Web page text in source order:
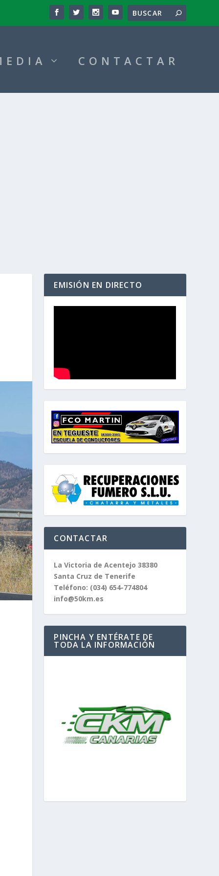
CONTACTAR
EMISIÓN EN DIRECTO
CONTACTAR
La Victoria de Acentejo 38380
Santa Cruz de Tenerife
Teléfono: (034) 654-774804
info@50km.es
PINCHA Y ENTÉRATE DE
TODA LA INFORMACIÓN